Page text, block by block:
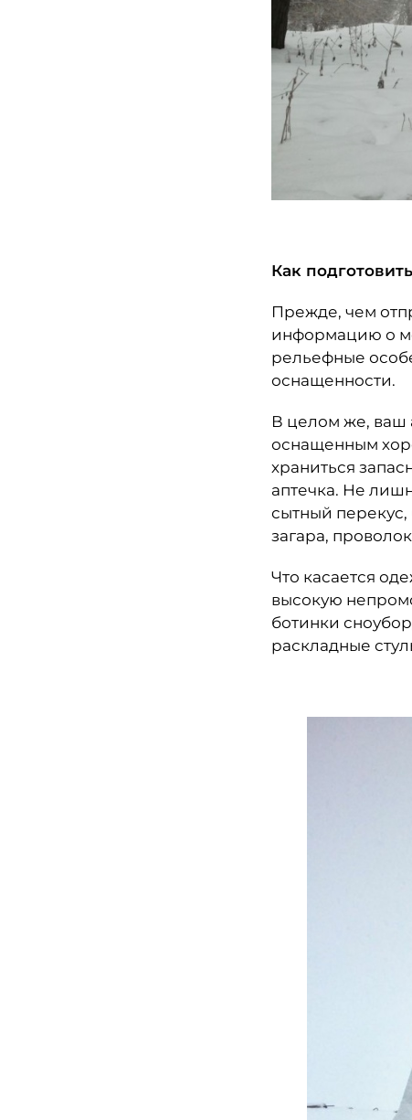
Как
Прежде, чем
информацию о
рельефные
оснащенности.
В целом же, ваш
оснащенным
храниться
аптечка. Не
сытный перекус,
загара,
Что касается
высокую
ботинки
раскладные